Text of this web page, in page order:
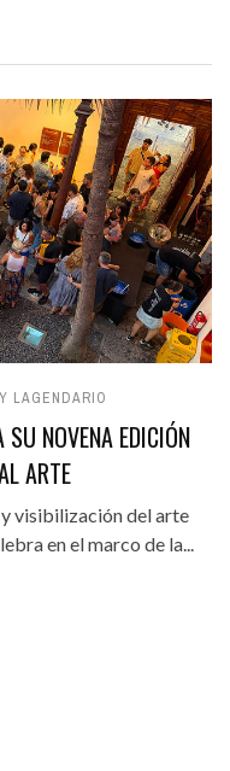
LAGENDARIO
NOVENA EDICIÓN
ARTE
visibilización del arte
en el marco de la...